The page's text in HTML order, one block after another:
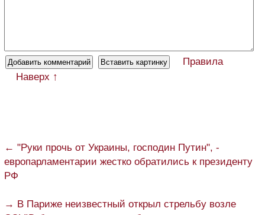
Правила
Наверх ↑
← "Руки прочь от Украины, господин Путин", -
европарламентарии жестко обратились к президенту
РФ
→ В Париже неизвестный открыл стрельбу возле